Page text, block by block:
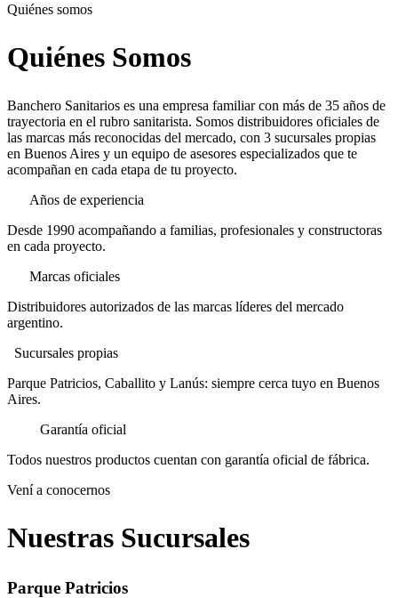
Quiénes somos
Quiénes Somos
Banchero Sanitarios es una empresa familiar con más de 35 años de
trayectoria en el rubro sanitarista. Somos distribuidores oficiales de
las marcas más reconocidas del mercado, con 3 sucursales propias
en Buenos Aires y un equipo de asesores especializados que te
acompañan en cada etapa de tu proyecto.
Años de experiencia
Desde 1990 acompañando a familias, profesionales y constructoras
en cada proyecto.
Marcas oficiales
Distribuidores autorizados de las marcas líderes del mercado
argentino.
Sucursales propias
Parque Patricios, Caballito y Lanús: siempre cerca tuyo en Buenos
Aires.
Garantía oficial
Todos nuestros productos cuentan con garantía oficial de fábrica.
Banchero Sanitarios es la casa de sanitarios con mayor trayectoria
Vení a conocernos
Nuestras Sucursales
Parque Patricios